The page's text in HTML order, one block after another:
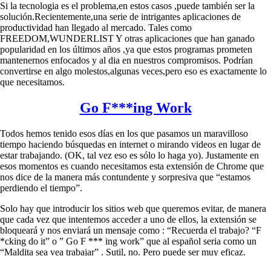
Si la tecnologia es el problema,en estos casos ,puede también ser la
solución.Recientemente,una serie de intrigantes aplicaciones de
productividad han llegado al mercado. Tales como
FREEDOM,WUNDERLIST Y otras aplicaciones que han ganado
popularidad en los últimos años ,ya que estos programas prometen
mantenernos enfocados y al dia en nuestros compromisos. Podrían
convertirse en algo molestos,algunas veces,pero eso es exactamente lo
que necesitamos.
Go F***ing Work
Todos hemos tenido esos días en los que pasamos un maravilloso
tiempo haciendo búsquedas en internet o mirando videos en lugar de
estar trabajando. (OK, tal vez eso es sólo lo haga yo). Justamente en
esos momentos es cuando necesitamos esta extensión de Chrome que
nos dice de la manera más contundente y sorpresiva que “estamos
perdiendo el tiempo”.
Solo hay que introducir los sitios web que queremos evitar, de manera
que cada vez que intentemos acceder a uno de ellos, la extensión se
bloqueará y nos enviará un mensaje como : “Recuerda el trabajo? “F
*cking do it” o ” Go F *** ing work” que al español seria como un
“Maldita sea vea trabajar” . Sutil, no. Pero puede ser muy eficaz.